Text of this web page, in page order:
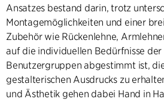
Ansatzes bestand darin, trotz
Montagemöglichkeiten und einer
Zubehör wie Rückenlehne,
auf die individuellen Bedürfnisse der
Benutzergruppen abgestimmt ist,
gestalterischen Ausdrucks zu
und Ästhetik gehen dabei Hand in